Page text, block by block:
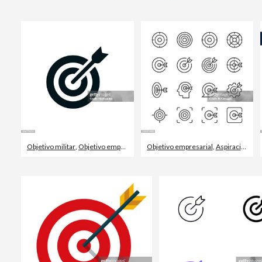
Objetivo militar Objetivo empresarial ,Aspiraciones
Objetivo empresarial Aspiraciones